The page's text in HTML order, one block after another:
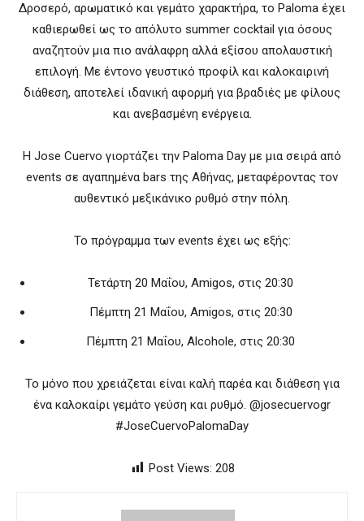
Δροσερό, αρωματικό και γεμάτο χαρακτήρα, το Paloma έχει
καθιερωθεί ως το απόλυτο summer cocktail για όσους
αναζητούν μια πιο ανάλαφρη αλλά εξίσου απολαυστική
επιλογή. Με έντονο γευστικό προφίλ και καλοκαιρινή
διάθεση, αποτελεί ιδανική αφορμή για βραδιές με φίλους
και ανεβασμένη ενέργεια.
Η Jose Cuervo γιορτάζει την Paloma Day με μια σειρά από
events σε αγαπημένα bars της Αθήνας, μεταφέροντας τον
αυθεντικό μεξικάνικο ρυθμό στην πόλη.
Το πρόγραμμα των events έχει ως εξής:
Τετάρτη 20 Μαΐου, Amigos, στις 20:30
Πέμπτη 21 Μαΐου, Amigos, στις 20:30
Πέμπτη 21 Μαΐου, Alcohole, στις 20:30
Το μόνο που χρειάζεται είναι καλή παρέα και διάθεση για
ένα καλοκαίρι γεμάτο γεύση και ρυθμό. @josecuervogr
#JoseCuervoPalomaDay
Post Views: 208